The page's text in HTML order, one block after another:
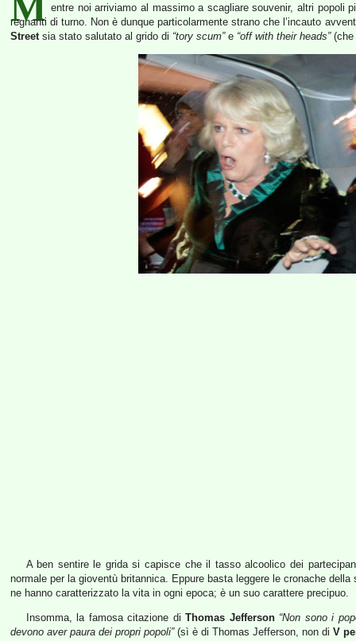
entre noi arriviamo al massimo a scagliare souvenir, altri popoli
regnanti di turno. Non è dunque particolarmente strano che l’incauto
Streetsia stato salutato al grido di “tory scum”e “off with their heads”(che
A ben sentire le grida si capisce che il tasso alcoolico dei
normale per la gioventù britannica. Eppure basta leggere le cronache
ne hanno caratterizzato la vita in ogni epoca; è un suo carattere precipuo.
Insomma, la famosa citazione di Thomas Jefferson “Non sono i
devono aver paura dei propri popoli”(sì è di Thomas Jefferson, non di V